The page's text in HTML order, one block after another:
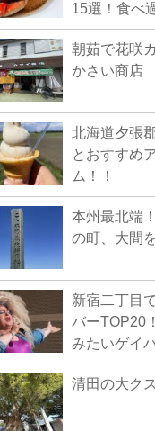
15選！食べ
朝茹で花咲
かさい商店
北海道夕張
とおすすめ
ム！！
本州最北端
の町、大間
新宿二丁目
バーTOP20
みたいゲイ
清田の大クス